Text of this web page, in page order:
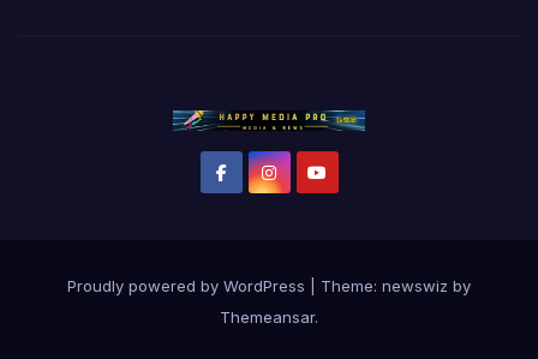
Proudly powered by WordPress
Theme: newswiz by
Themeansar.